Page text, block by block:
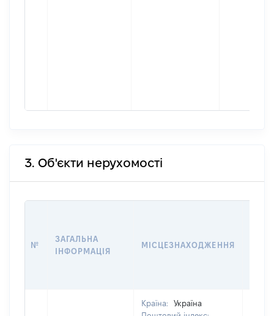
3. Об'єкти нерухомості
№
ЗАГАЛЬНА
ІНФОРМАЦІЯ
МІСЦЕЗНАХОДЖЕННЯ
Країна:
Україна